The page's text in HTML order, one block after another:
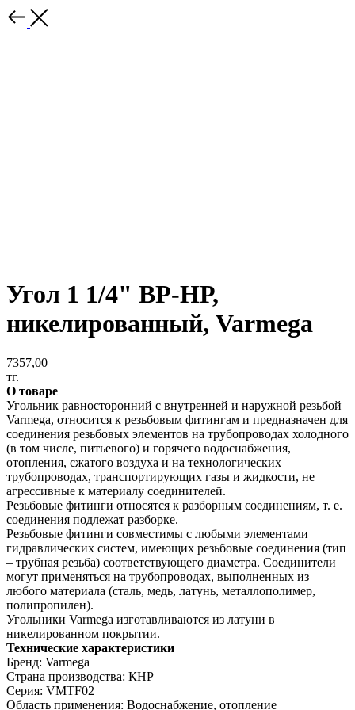
Угол 1 1/4" ВР-НР,
никелированный, Varmega
7357,00
тг.
О товаре
Угольник равносторонний с внутренней и наружной резьбой
Varmega, относится к резьбовым фитингам и предназначен для
соединения резьбовых элементов на трубопроводах холодного
(в том числе, питьевого) и горячего водоснабжения,
отопления, сжатого воздуха и на технологических
трубопроводах, транспортирующих газы и жидкости, не
агрессивные к материалу соединителей.
Резьбовые фитинги относятся к разборным соединениям, т. е.
соединения подлежат разборке.
Резьбовые фитинги совместимы с любыми элементами
гидравлических систем, имеющих резьбовые соединения (тип
– трубная резьба) соответствующего диаметра. Соединители
могут применяться на трубопроводах, выполненных из
любого материала (сталь, медь, латунь, металлополимер,
полипропилен).
Угольники Varmega изготавливаются из латуни в
никелированном покрытии.
Технические характеристики
Бренд: Varmega
Страна производства: КНР
Серия: VMTF02
Область применения: Водоснабжение, отопление